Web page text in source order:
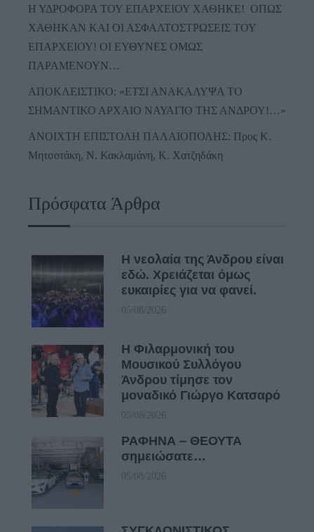
Η ΥΔΡΟΦΟΡΑ ΤΟΥ ΕΠΑΡΧΕΙΟΥ ΧΑΘΗΚΕ! ΟΠΩΣ
ΧΑΘΗΚΑΝ ΚΑΙ ΟΙ ΑΣΦΑΛΤΟΣΤΡΩΣΕΙΣ ΤΟΥ
ΕΠΑΡΧΕΙΟΥ! ΟΙ ΕΥΘΥΝΕΣ ΟΜΩΣ
ΠΑΡΑΜΕΝΟΥΝ…
ΑΠΟΚΛΕΙΣΤΙΚΟ: «ΕΤΣΙ ΑΝΑΚΑΛΥΨΑ ΤΟ
ΣΗΜΑΝΤΙΚΟ ΑΡΧΑΙΟ ΝΑΥΑΓΙΟ ΤΗΣ ΑΝΔΡΟΥ!…»
ΑΝΟΙΧΤΗ ΕΠΙΣΤΟΛΗ ΠΑΛΑΙΟΠΟΛΗΣ: Προς K.
Μητσοτάκη, N. Κακλαμάνη, K. Χατζηδάκη
Πρόσφατα Άρθρα
Η νεολαία της Άνδρου είναι
εδώ. Χρειάζεται όμως
ευκαιρίες για να φανεί.
05/08/2026
Η Φιλαρμονική του
Μουσικού Συλλόγου
Άνδρου τίμησε τον
μοναδικό Γιώργο Κατσαρό
05/08/2026
ΡΑΦΗΝΑ – ΘΕΟΥΤΑ
σημειώσατε…
05/08/2026